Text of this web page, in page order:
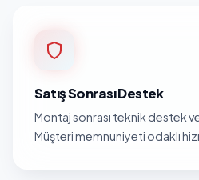
Satış Sonrası Destek
Montaj sonrası teknik destek
Müşteri memnuniyeti odaklı